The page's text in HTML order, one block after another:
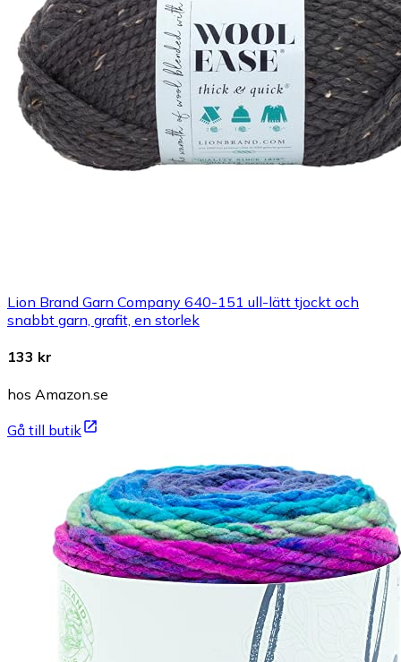
Lion Brand Garn Company 640-151 ull-lätt tjockt och
snabbt garn, grafit, en storlek
133 kr
hos Amazon.se
Gå till butik